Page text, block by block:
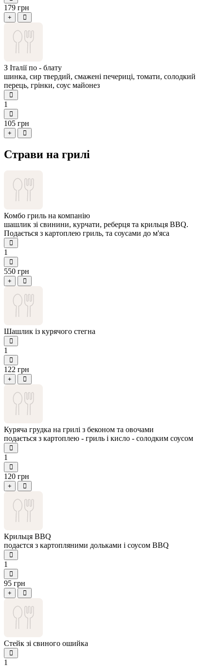
179 грн
+
З Італії по - блату
шинка, сир твердий, смажені печериці, томати, солодкий
перець, грінки, соус майонез
1
105 грн
+
Страви на грилі
Комбо гриль на компанію
шашлик зі свинини, курчати, реберця та крильця BBQ.
Подається з картоплею гриль, та соусами до м'яса
1
550 грн
+
Шашлик із курячого стегна
1
122 грн
+
Куряча грудка на грилі з беконом та овочами
подається з картоплею - гриль і кисло - солодким соусом
1
120 грн
+
Крильця BBQ
подаєтся з картопляними дольками і соусом BBQ
1
95 грн
+
Стейк зі свиного ошийка
1